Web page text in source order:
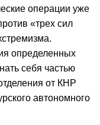
операции уже
«трех сил
определенных
себя частью
от КНР
автономного